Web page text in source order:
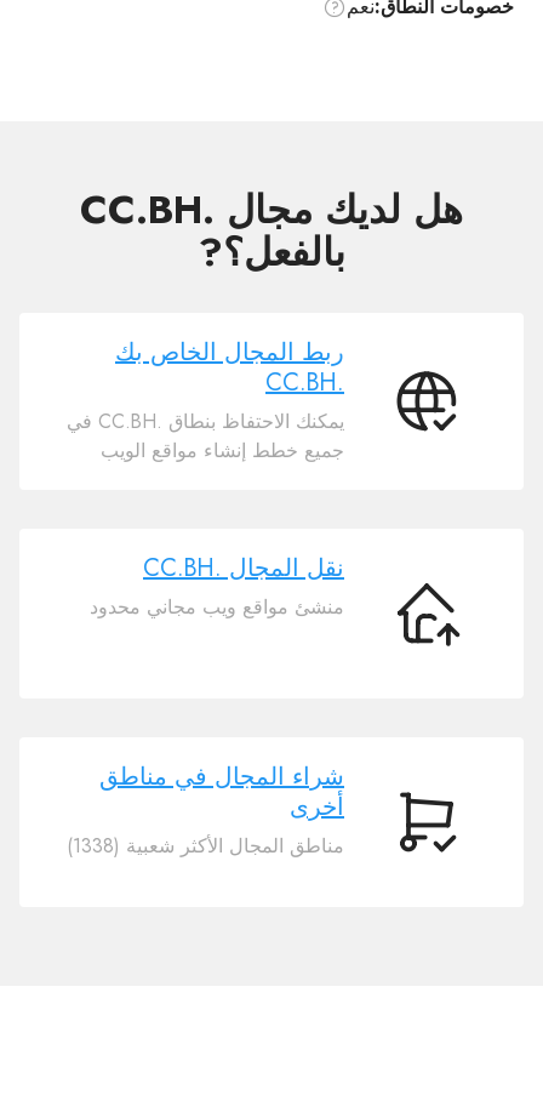
خصومات النطاق:نعم
هل لديك مجال .CC.BH
بالفعل؟?
ربط
ربط المجال الخاص بك
.CC.BH
يمكنك الاحتفاظ بنطاق .CC.BH في
جميع خطط إنشاء مواقع الويب
نقل
نقل المجال .CC.BH
منشئ مواقع ويب مجاني محدود
شراء
شراء المجال في مناطق
أخرى
مناطق المجال الأكثر شعبية (1338)